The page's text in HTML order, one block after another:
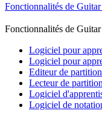
Fonctionnalités de
Fonctionnalités de
Logiciel pour
Logiciel pour
Editeur de
Lecteur de
Logiciel
Logiciel de